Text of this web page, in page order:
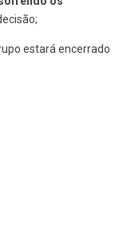
estará encerrado